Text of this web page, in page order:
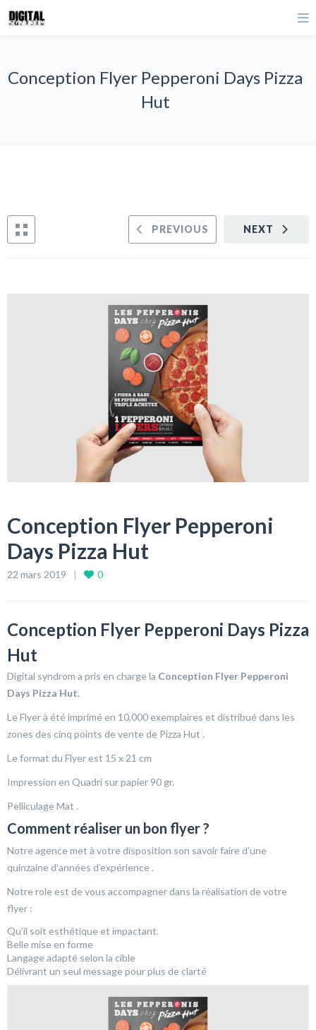
Conception Flyer Pepperoni Days Pizza
Hut
NEXT
PREVIOUS
Conception Flyer Pepperoni
Days Pizza Hut
22 mars 2019 0
Conception Flyer Pepperoni Days Pizza
Hut
Digital syndrom a pris en charge la Conception Flyer Pepperoni
Days Pizza Hut.
Le Flyer à été imprimé en 10,000 exemplaires et distribué dans les
zones des cinq points de vente de Pizza Hut .
Le format du Flyer est 15 x 21 cm
Impression en Quadri sur papier 90 gr.
Pelliculage Mat .
Comment réaliser un bon flyer ?
Notre agence met à votre disposition son savoir faire d’une
quinzaine d’années d’expérience .
Notre role est de vous accompagner dans la réalisation de votre
flyer :
Qu’il soit esthétique et impactant.
Belle mise en forme
Langage adapté selon la cible
Délivrant un seul message pour plus de clarté